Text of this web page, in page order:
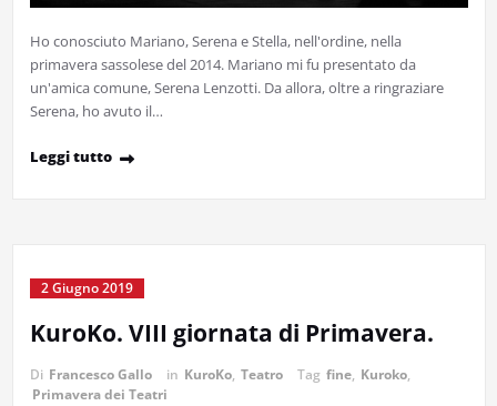
Ho conosciuto Mariano, Serena e Stella, nell'ordine, nella
primavera sassolese del 2014. Mariano mi fu presentato da
un'amica comune, Serena Lenzotti. Da allora, oltre a ringraziare
Serena, ho avuto il…
Leggi tutto
2 Giugno 2019
KuroKo. VIII giornata di Primavera.
Di Francesco Gallo in KuroKo, Teatro Tag fine, Kuroko,
Primavera dei Teatri